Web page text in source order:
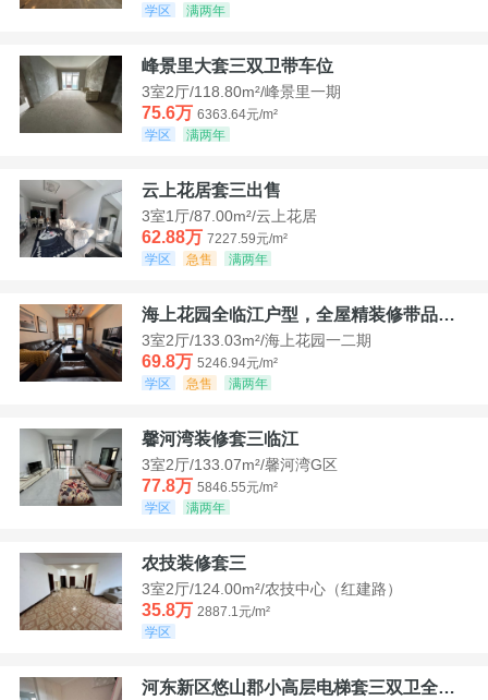
学区
满两年
峰景里大套三双卫带车位
3室2厅/118.80m²/峰景里一期
75.6万 6363.64元/m²
学区
满两年
云上花居套三出售
3室1厅/87.00m²/云上花居
62.88万 7227.59元/m²
学区
急售 满两年
海上花园全临江户型，全屋精装修带品牌家具家电，诚意出售！
3室2厅/133.03m²/海上花园一二期
69.8万 5246.94元/m²
学区
急售 满两年
馨河湾装修套三临江
3室2厅/133.07m²/馨河湾G区
77.8万 5846.55元/m²
学区
满两年
农技装修套三
3室2厅/124.00m²/农技中心（红建路）
35.8万 2887.1元/m²
学区
河东新区悠山郡小高层电梯套三双卫全装带家具家电